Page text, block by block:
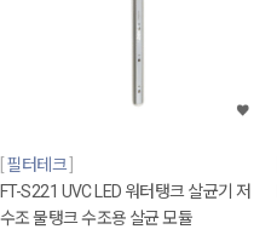
필터테크
FT-S221 UVC LED 워터탱크 살균기 저
수조 물탱크 수조용 살균 모듈